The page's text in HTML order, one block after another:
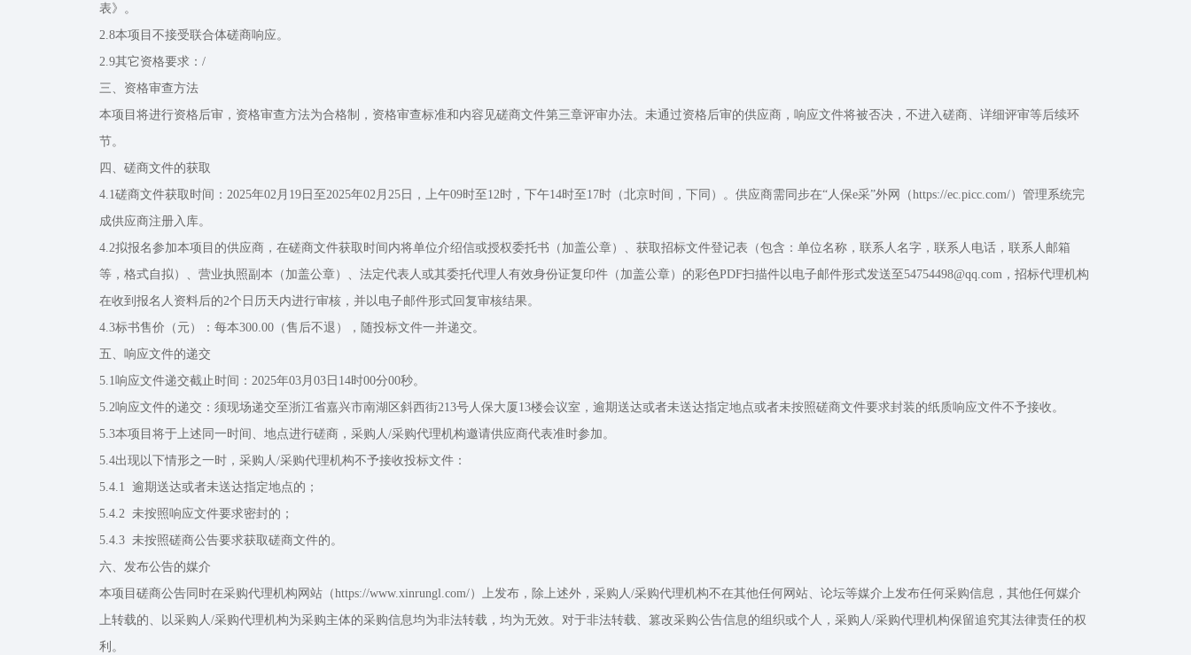
表》。
2.8本项目不接受联合体磋商响应。
2.9其它资格要求：/
三、资格审查方法
本项目将进行资格后审，资格审查方法为合格制，资格审查标准和内容见磋商文件第三章评审办法。未通过资格后审的供应商，响应文件将被否决，不进入磋商、详细评审等后续环
节。
四、磋商文件的获取
4.1磋商文件获取时间：2025年02月19日至2025年02月25日，上午09时至12时，下午14时至17时（北京时间，下同）。供应商需同步在“人保e采”外网（https://ec.picc.com/）管理系统完
成供应商注册入库。
4.2拟报名参加本项目的供应商，在磋商文件获取时间内将单位介绍信或授权委托书（加盖公章）、获取招标文件登记表（包含：单位名称，联系人名字，联系人电话，联系人邮箱
等，格式自拟）、营业执照副本（加盖公章）、法定代表人或其委托代理人有效身份证复印件（加盖公章）的彩色PDF扫描件以电子邮件形式发送至54754498@qq.com，招标代理机构
在收到报名人资料后的2个日历天内进行审核，并以电子邮件形式回复审核结果。
4.3标书售价（元）：每本300.00（售后不退），随投标文件一并递交。
五、响应文件的递交
5.1响应文件递交截止时间：2025年03月03日14时00分00秒。
5.2响应文件的递交：须现场递交至浙江省嘉兴市南湖区斜西街213号人保大厦13楼会议室，逾期送达或者未送达指定地点或者未按照磋商文件要求封装的纸质响应文件不予接收。
5.3本项目将于上述同一时间、地点进行磋商，采购人/采购代理机构邀请供应商代表准时参加。
5.4出现以下情形之一时，采购人/采购代理机构不予接收投标文件：
5.4.1 逾期送达或者未送达指定地点的；
5.4.2 未按照响应文件要求密封的；
5.4.3 未按照磋商公告要求获取磋商文件的。
六、发布公告的媒介
本项目磋商公告同时在采购代理机构网站（https://www.xinrungl.com/）上发布，除上述外，采购人/采购代理机构不在其他任何网站、论坛等媒介上发布任何采购信息，其他任何媒介
上转载的、以采购人/采购代理机构为采购主体的采购信息均为非法转载，均为无效。对于非法转载、篡改采购公告信息的组织或个人，采购人/采购代理机构保留追究其法律责任的权
利。